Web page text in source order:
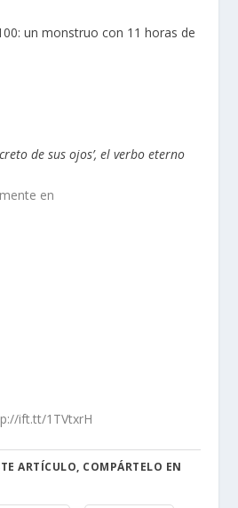
un monstruo con 11 horas de
de sus ojos’, el verbo eterno
en
ift.tt/1TVtxrH
ARTÍCULO, COMPÁRTELO EN